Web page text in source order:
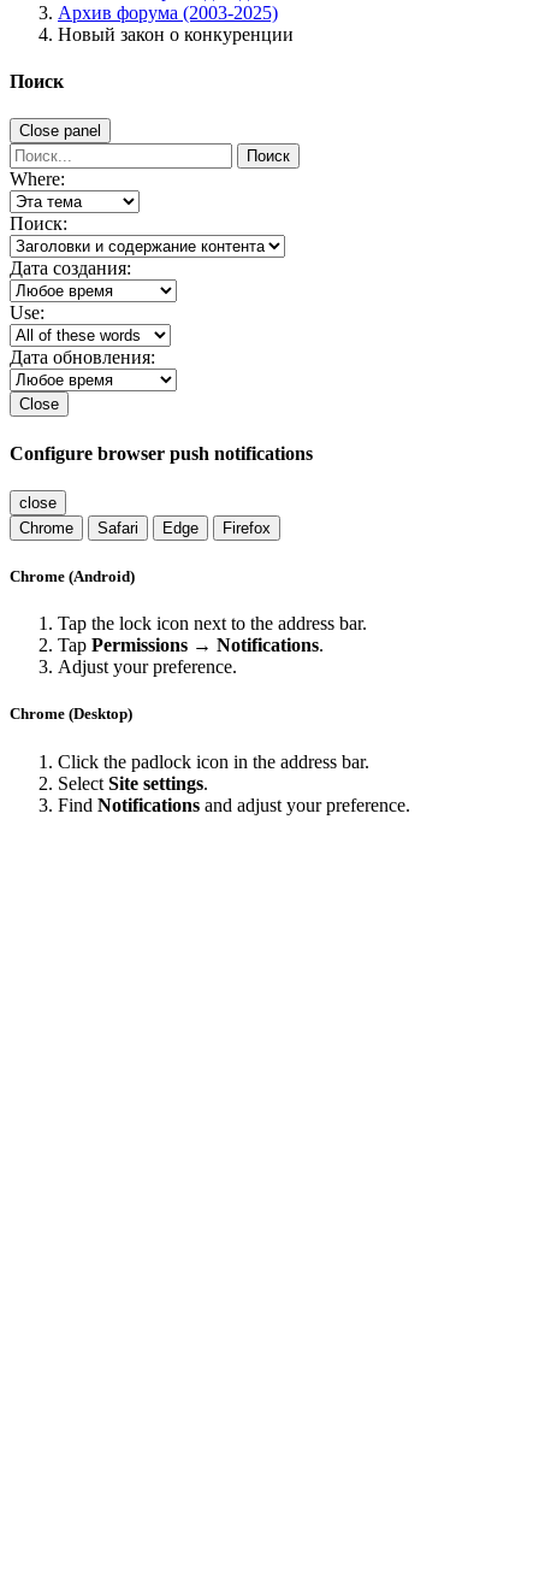
Архив форума (2003-2025)
Новый закон о конкуренции
Поиск
Close panel
Поиск
Where:
Поиск:
Дата создания:
Use:
Дата обновления:
Close
Configure browser push notifications
close
Chrome
Safari Edge Firefox
Chrome (Android)
Tap the lock icon next to the address bar.
Tap Permissions → Notifications.
Adjust your preference.
Chrome (Desktop)
Click the padlock icon in the address bar.
Select Site settings.
Find Notifications and adjust your preference.